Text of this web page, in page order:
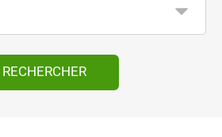
RECHERCHER